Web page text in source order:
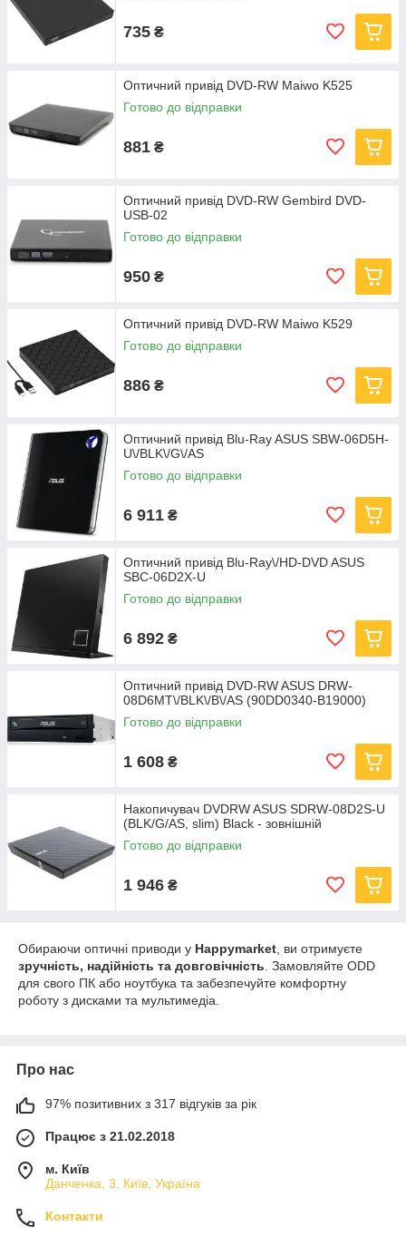
735 ₴
Оптичний привід DVD-RW Maiwo K525
Готово до відправки
881 ₴
Оптичний привід DVD-RW Gembird DVD-
USB-02
Готово до відправки
950 ₴
Оптичний привід DVD-RW Maiwo K529
Готово до відправки
886 ₴
Оптичний привід Blu-Ray ASUS SBW-06D5H-
U\/BLK\/G\/AS
Готово до відправки
6 911 ₴
Оптичний привід Blu-Ray\/HD-DVD ASUS
SBC-06D2X-U
Готово до відправки
6 892 ₴
Оптичний привід DVD-RW ASUS DRW-
08D6MT\/BLK\/B\/AS (90DD0340-B19000)
Готово до відправки
1 608 ₴
Накопичувач DVDRW ASUS SDRW-08D2S-U
(BLK/G/AS, slim) Black - зовнiшній
Готово до відправки
1 946 ₴
Обираючи оптичні приводи у Happymarket , ви отримуєте
зручність, надійність та довговічність . Замовляйте ODD
для свого ПК або ноутбука та забезпечуйте комфортну
роботу з дисками та мультимедіа.
Про нас
97% позитивних з 317 відгуків за рік
Працює з 21.02.2018
м. Київ
Данченка, 3, Київ, Україна
Контакти